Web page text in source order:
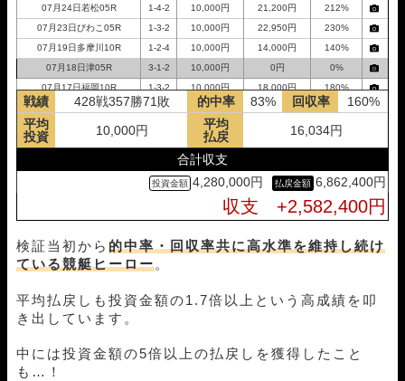
07月24日若松05R
1-4-2 10,000円 21,200円
212%
07月23日びわこ05R
1-3-2 10,000円 22,950円
230%
07月19日多摩川10R
1-2-4 10,000円 14,000円
140%
07月18日津05R
3-1-2 10,000円 0円
0%
07月17日福岡10R
1-3-2 10,000円 18,000円
180%
07月16日若松05R
1-2-4 10,000円 18,900円
189%
07月15日住之江05R
10,000円 13,050円
130%
07月14日津05R
4-1-3 10,000円 0円
0%
10,000円
3-1-5 10,000円 21,200円
212%
10,000円 24,600円
246%
07月04日津05R
1-2-5 10,000円 17,000円
170%
07月03日津05R
1-2-3
06月28日多摩川09R
1-3-4 10,000円 36,250円
363%
06月27日津05R
06月26日平和島10R
1-3-5 10,000円 19,200円
06月25日平和島02R
戦績 428戦357勝71敗 的中率 83% 回収率
160%
平均
投資
10,000円
平均
払戻
16,034円
合計収支
4,280,000円
6,862,400円
収支 +2,582,400円
検証当初から 的中率・回収率共に高水準を維持し続け
ている競艇ヒーロー。
平均払戻しも投資金額の1.7倍以上という高成績を叩
き出しています。
中には投資金額の5倍以上の払戻しを獲得したこと
も…！